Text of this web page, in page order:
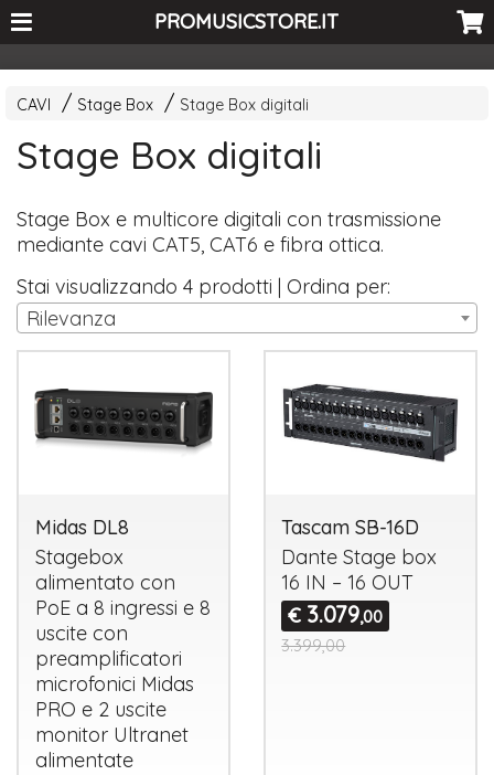
<-- Curio's GSC -->PROMUSICSTORE.IT
CAVI Stage Box Stage Box digitali
Stage Box digitali
Stage Box e multicore digitali con trasmissione
mediante cavi CAT5, CAT6 e fibra ottica.
Stai visualizzando 4 prodotti | Ordina per:
Rilevanza
Midas DL8
Stagebox
alimentato con
PoE a 8 ingressi e 8
uscite con
preamplificatori
microfonici Midas
PRO e 2 uscite
monitor Ultranet
alimentate
Tascam SB-16D
Dante Stage box
16 IN – 16OUT
€ 3.079,00
3.399,00